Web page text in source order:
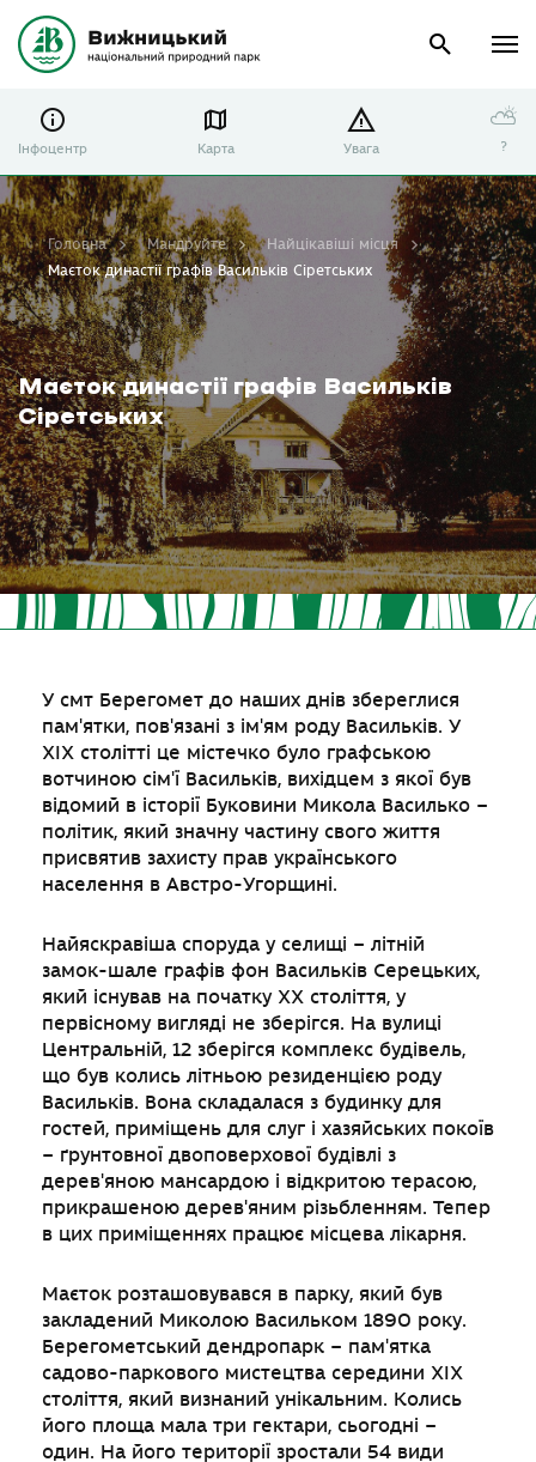
Інфоцентр Карта Увага
⛅
?
Маєток династії графів Васильків
Сіретських
Головна Мандруйте
Найцікавіші місця
Маєток династії графів Васильків Сіретських
У смт Берегомет до наших днів збереглися
пам'ятки, пов'язані з ім'ям роду Васильків. У
XIX столітті це містечко було графською
вотчиною сім'ї Васильків, вихідцем з якої був
відомий в історії Буковини Микола Василько –
політик, який значну частину свого життя
присвятив захисту прав українського
населення в Австро-Угорщині.
Найяскравіша споруда у селищі – літній
замок-шале графів фон Васильків Серецьких,
який існував на початку XX століття, у
первісному вигляді не зберігся. На вулиці
Центральній, 12 зберігся комплекс будівель,
що був колись літньою резиденцією роду
Васильків. Вона складалася з будинку для
гостей, приміщень для слуг і хазяйських покоїв
– ґрунтовної двоповерхової будівлі з
дерев'яною мансардою і відкритою терасою,
прикрашеною дерев'яним різьбленням. Тепер
в цих приміщеннях працює місцева лікарня.
Маєток розташовувався в парку, який був
закладений Миколою Васильком 1890 року.
Берегометський дендропарк – пам'ятка
садово-паркового мистецтва середини XIX
століття, який визнаний унікальним. Колись
його площа мала три гектари, сьогодні –
один. На його території зростали 54 види